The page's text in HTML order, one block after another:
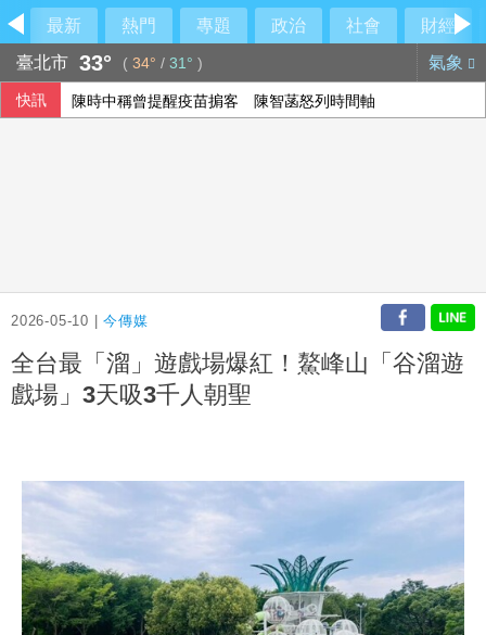
最新 熱門 專題 政治 社會
財經
臺北市 33° ( 34° / 31° ) 氣象
快訊 陳時中稱曾提醒疫苗掮客 陳智菡怒列時間軸
2026-05-10 |今傳媒
全台最「溜」遊戲場爆紅！鰲峰山「谷溜遊
戲場」3天吸3千人朝聖